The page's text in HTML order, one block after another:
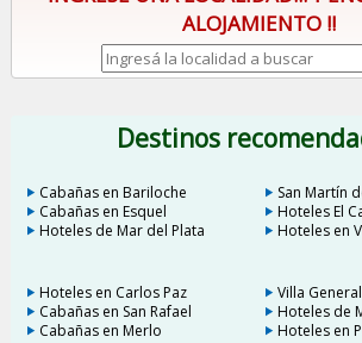
ALOJAMIENTO !!
Destinos
Cabañas en Bariloche
San Martín
Cabañas en Esquel
Hoteles El
Hoteles de Mar del Plata
Hoteles en
Hoteles en Carlos Paz
Villa
Cabañas en San Rafael
Hoteles de
Cabañas en Merlo
Hoteles en